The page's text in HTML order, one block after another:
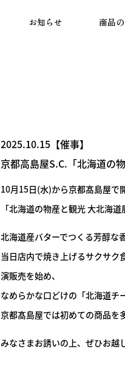
お知らせ 商品
2025.10.15【催事】
京都高島屋S.C.「北海道の
10月15日(水)から京都髙島屋で
「北海道の物産と観光 大北海
北海道産バターでつくる芳醇な
当日店内で焼き上げるサクサク
演販売を始め、
なめらかな口どけの「北海道チ
京都髙島屋では初めての商品を
みなさまお誘いの上、ぜひお越